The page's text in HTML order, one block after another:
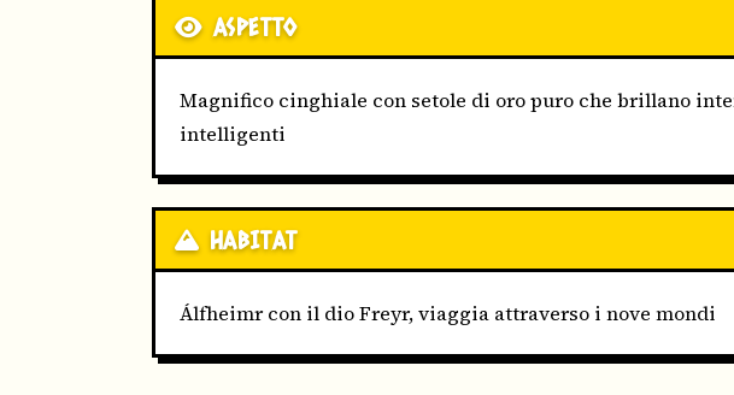
ASPETTO
Magnifico cinghiale con setole di oro puro che brillano
intelligenti
HABITAT
Álfheimr con il dio Freyr, viaggia attraverso i nove mondi